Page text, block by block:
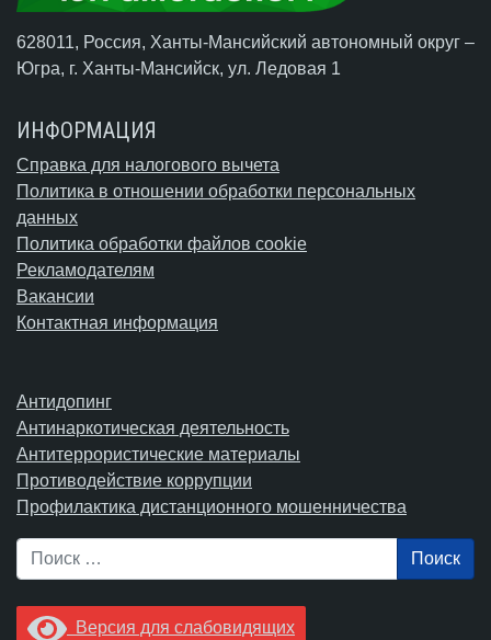
628011, Россия, Ханты-Мансийский автономный округ –
Югра, г. Ханты-Мансийск, ул. Ледовая 1
ИНФОРМАЦИЯ
Справка для налогового вычета
Политика в отношении обработки персональных
данных
Политика обработки файлов cookie
Рекламодателям
Вакансии
Контактная информация
Антидопинг
Антинаркотическая деятельность
Антитеррористические материалы
Противодействие коррупции
Профилактика дистанционного мошенничества
Поиск
Версия для слабовидящих